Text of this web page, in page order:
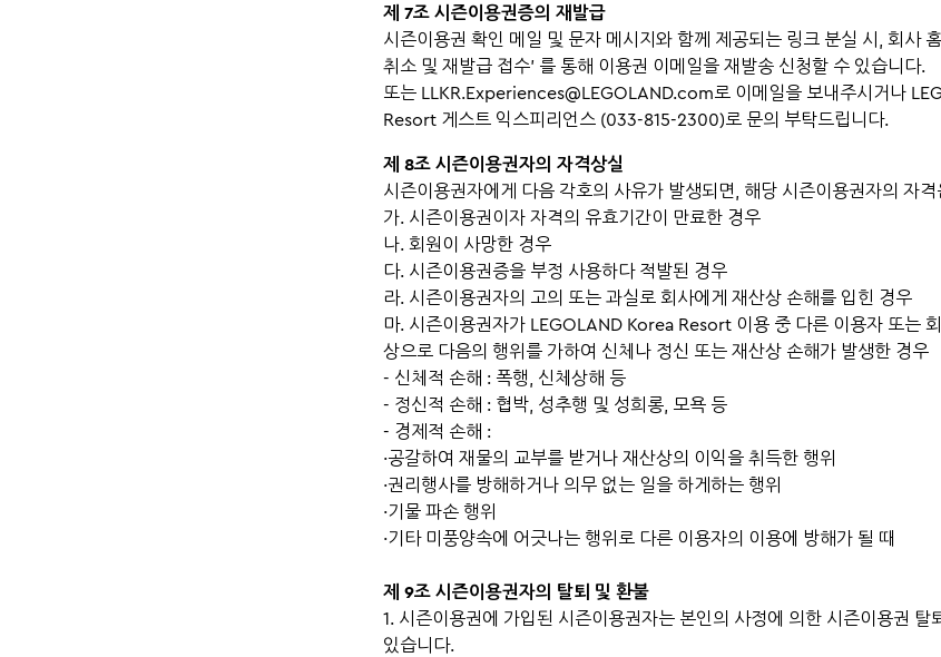
제 7조 시즌이용권증의 재발급
시즌이용권 확인 메일 및 문자 메시지와 함께 제공되는 링크 분실 시, 회사
취소 및 재발급 접수’ 를 통해 이용권 이메일을 재발송 신청할 수 있습니다.
또는 LLKR.Experiences@LEGOLAND.com로 이메일을 보내주시거나
Resort 게스트 익스피리언스 (033-815-2300)로 문의 부탁드립니다.
제 8조 시즌이용권자의 자격상실
시즌이용권자에게 다음 각호의 사유가 발생되면, 해당 시즌이용권자의 자
가. 시즌이용권이자 자격의 유효기간이 만료한 경우
나. 회원이 사망한 경우
다. 시즌이용권증을 부정 사용하다 적발된 경우
라. 시즌이용권자의 고의 또는 과실로 회사에게 재산상 손해를 입힌 경우
마. 시즌이용권자가 LEGOLAND Korea Resort 이용 중 다른 이용자 또는
상으로 다음의 행위를 가하여 신체나 정신 또는 재산상 손해가 발생한 경우
- 신체적 손해 : 폭행, 신체상해 등
- 정신적 손해 : 협박, 성추행 및 성희롱, 모욕 등
- 경제적 손해 :
·공갈하여 재물의 교부를 받거나 재산상의 이익을 취득한 행위
·권리행사를 방해하거나 의무 없는 일을 하게하는 행위
·기물 파손 행위
·기타 미풍양속에 어긋나는 행위로 다른 이용자의 이용에 방해가 될 때
제 9조 시즌이용권자의 탈퇴 및 환불
1. 시즌이용권에 가입된 시즌이용권자는 본인의 사정에 의한 시즌이용권 탈
있습니다.